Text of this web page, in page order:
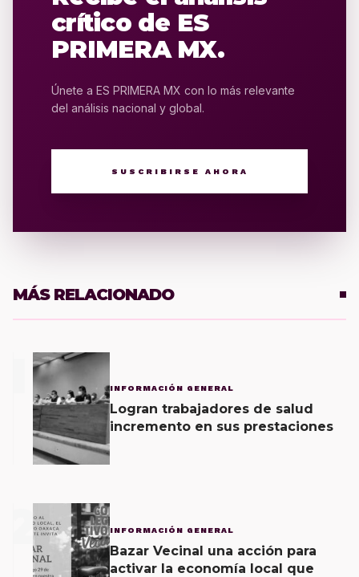
crítico de ES
PRIMERA MX.
Únete a ES PRIMERA MX con lo más relevante
del análisis nacional y global.
SUSCRIBIRSE AHORA
MÁS RELACIONADO
INFORMACIÓN GENERAL
Logran trabajadores de salud
incremento en sus prestaciones
2 INFORMACIÓN GENERAL
Bazar Vecinal una acción para
activar la economía local que